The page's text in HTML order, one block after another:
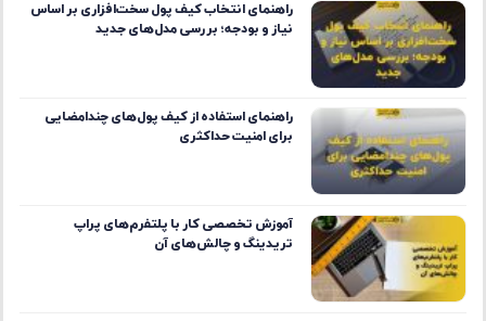
راهنمای انتخاب کیف پول سخت‌افزاری بر اساس
نیاز و بودجه؛ بررسی مدل‌های جدید
راهنمای استفاده از کیف پول‌های چندامضایی
برای امنیت حداکثری
آموزش تخصصی کار با پلتفرم‌های پراپ
تریدینگ و چالش‌های آن